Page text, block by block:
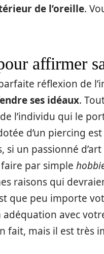
de l’oreille.
affirmer
réflexion de
ses idéaux.
l’individu qui le
d’un piercing
si un passionné
par simple
raisons qui
que peu importe
avec
fait, mais il est très